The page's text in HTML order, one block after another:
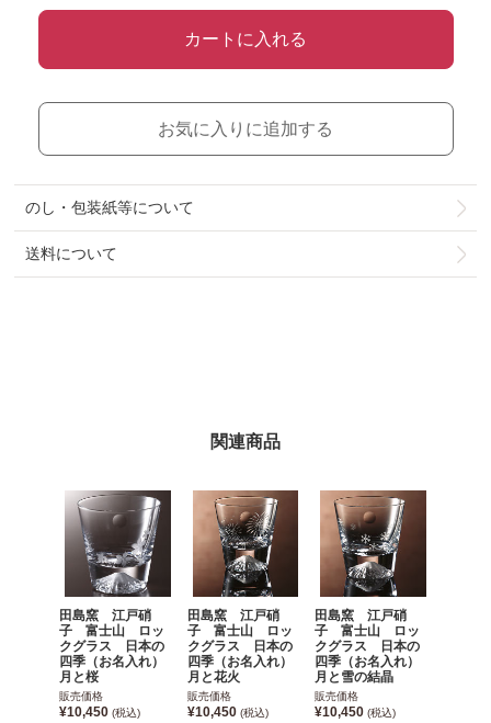
カートに入れる
お気に入りに追加する
のし・包装紙等について
送料について
関連商品
田島窯 江戸硝
子 富士山 ロッ
クグラス 日本の
四季（お名入れ）
月と桜
販売価格
¥10,450 (税込)
田島窯 江戸硝
子 富士山 ロッ
クグラス 日本の
四季（お名入れ）
月と花火
販売価格
¥10,450(税込)
田島窯 江戸硝
子 富士山 ロッ
クグラス 日本の
四季（お名入れ）
月と雪の結晶
販売価格
¥10,450 (税込)